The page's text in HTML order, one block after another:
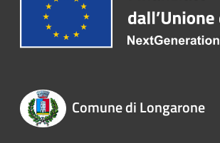
Comune di Longarone